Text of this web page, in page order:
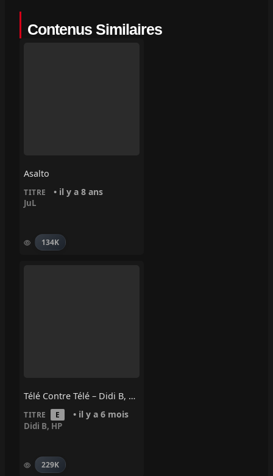
Contenus Similaires
Asalto
TITRE • il y a 8 ans
JuL
134K
Télé Contre Télé – Didi B, HP
TITRE E • il y a 6 mois
Didi B, HP
229K